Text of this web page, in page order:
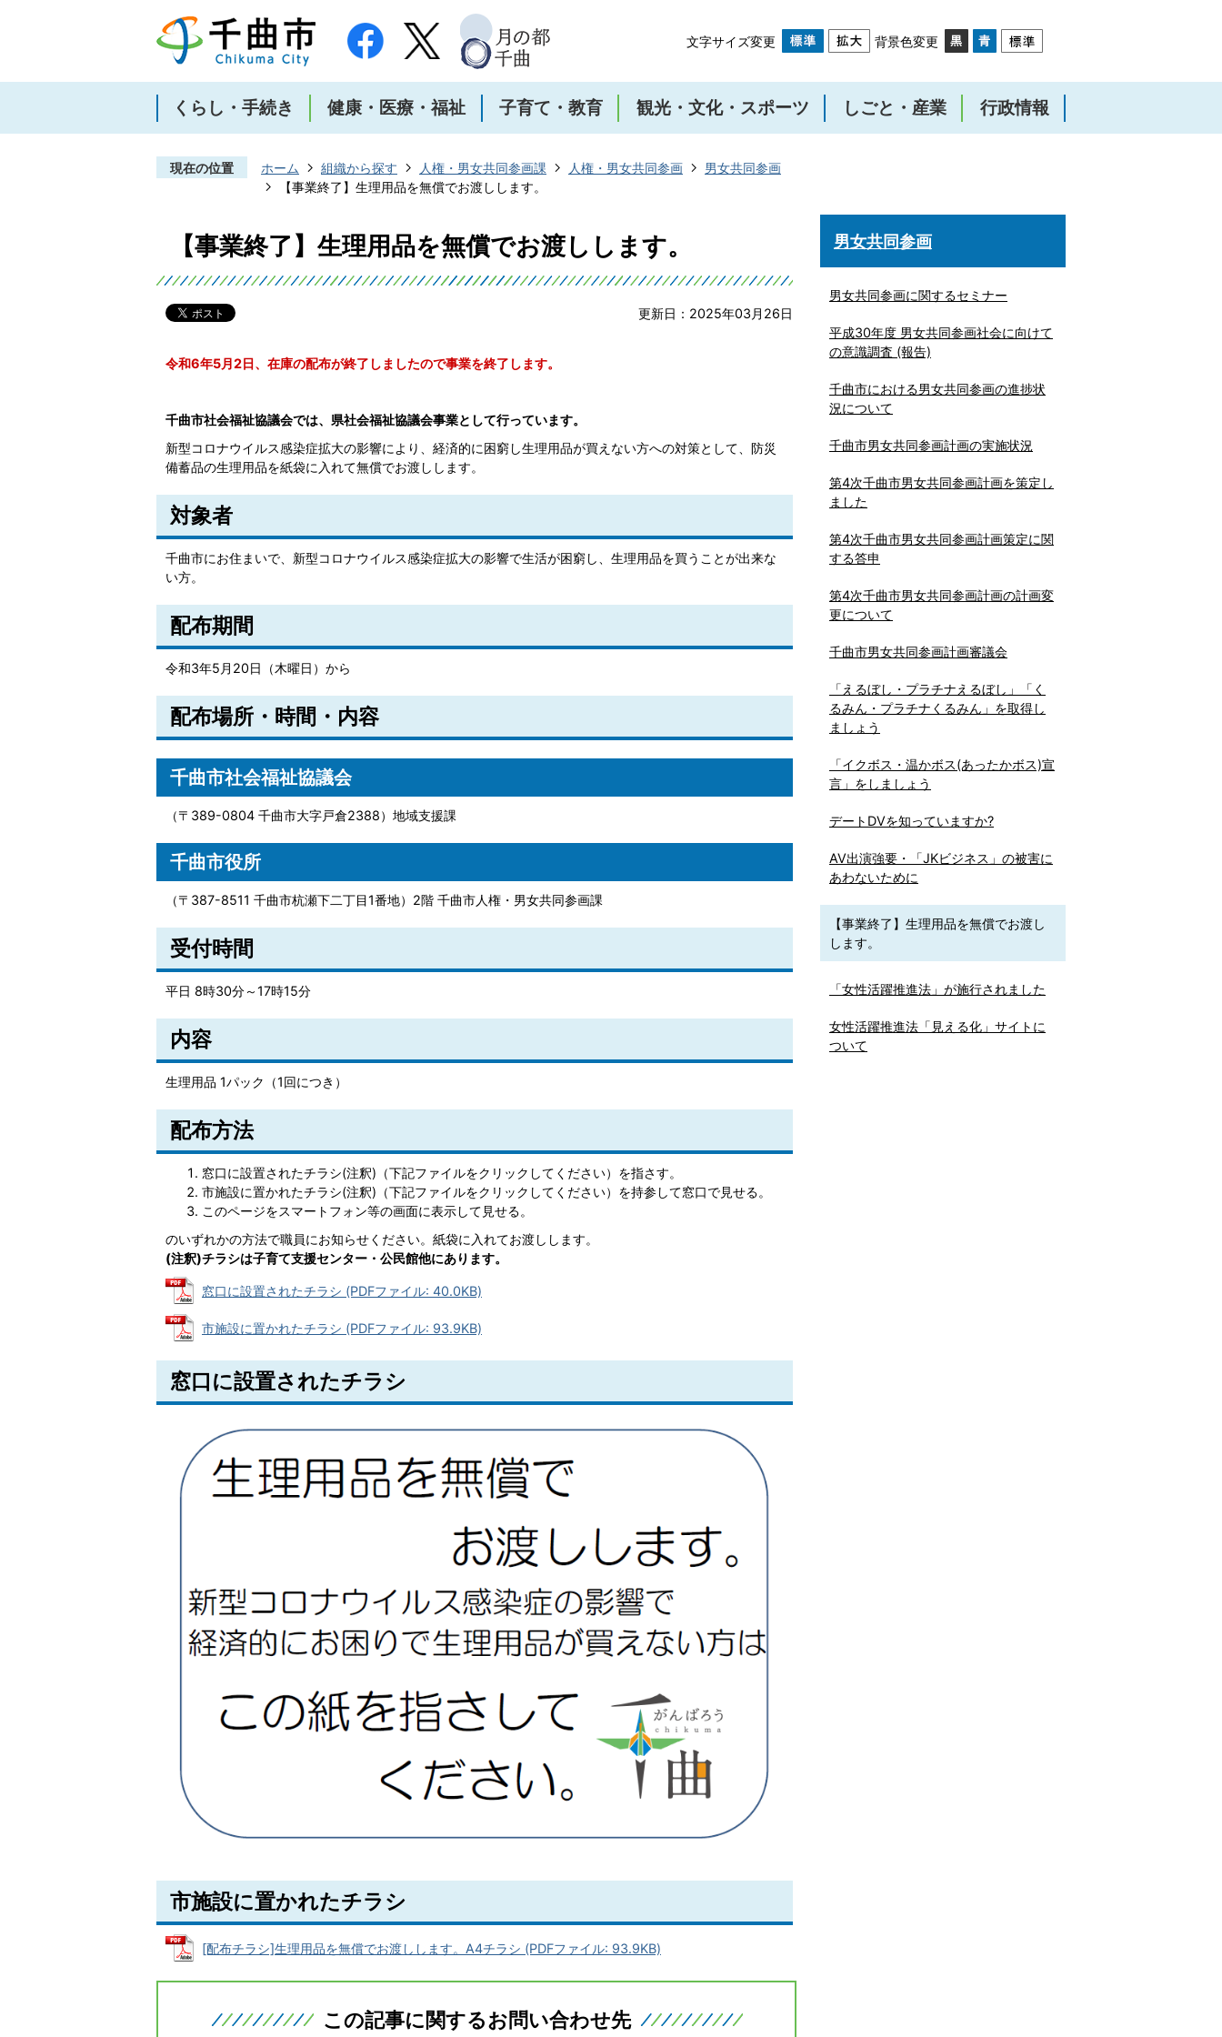
文字サイズ変更 背景色変更
くらし・手続き 健康・医療・福祉 子育て・教育 観光・文化・スポーツ しごと・産業 行政情報
現在の位置 ホーム 組織から探す 人権・男女共同参画課 人権・男女共同参画
男女共同参画
【事業終了】生理用品を無償でお渡しします。
【事業終了】生理用品を無償でお渡しします。
更新日：2025年03月26日
令和6年5月2日、在庫の配布が終了しましたので事業を終了します。
千曲市社会福祉協議会では、県社会福祉協議会事業として行っています。
新型コロナウイルス感染症拡大の影響により、経済的に困窮し生理用品が買えない方への対策として、防災
備蓄品の生理用品を紙袋に入れて無償でお渡しします。
対象者
千曲市にお住まいで、新型コロナウイルス感染症拡大の影響で生活が困窮し、生理用品を買うことが出来な
い方。
配布期間
令和3年5月20日（木曜日）から
配布場所・時間・内容
千曲市社会福祉協議会
（〒389-0804 千曲市大字戸倉2388）地域支援課
千曲市役所
（〒387-8511 千曲市杭瀬下二丁目1番地）2階 千曲市人権・男女共同参画課
受付時間
平日 8時30分～17時15分
内容
生理用品 1パック（1回につき）
配布方法
窓口に設置されたチラシ(注釈)（下記ファイルをクリックしてください）を指さす。
市施設に置かれたチラシ(注釈)（下記ファイルをクリックしてください）を持参して窓口で見せる。
このページをスマートフォン等の画面に表示して見せる。
のいずれかの方法で職員にお知らせください。紙袋に入れてお渡しします。
(注釈)チラシは子育て支援センター・公民館他にあります。
窓口に設置されたチラシ (PDFファイル: 40.0KB)
市施設に置かれたチラシ (PDFファイル: 93.9KB)
窓口に設置されたチラシ
市施設に置かれたチラシ
[配布チラシ]生理用品を無償でお渡しします。A4チラシ (PDFファイル: 93.9KB)
この記事に関するお問い合わせ先
男女共同参画
男女共同参画に関するセミナー
平成30年度 男女共同参画社会に向けて
の意識調査 (報告)
千曲市における男女共同参画の進捗状
況について
千曲市男女共同参画計画の実施状況
第4次千曲市男女共同参画計画を策定し
ました
第4次千曲市男女共同参画計画策定に関
する答申
第4次千曲市男女共同参画計画の計画変
更について
千曲市男女共同参画計画審議会
「えるぼし・プラチナえるぼし」「く
るみん・プラチナくるみん」を取得し
ましょう
「イクボス・温かボス(あったかボス)宣
言」をしましょう
デートDVを知っていますか?
AV出演強要・「JKビジネス」の被害に
あわないために
【事業終了】生理用品を無償でお渡し
します。
「女性活躍推進法」が施行されました
女性活躍推進法「見える化」サイトに
ついて